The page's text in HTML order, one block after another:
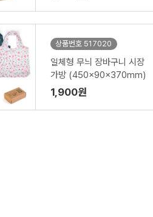
상품번호 517020
일체형 무늬 장바구니 시장
가방 (450x90x370mm)
1,900원